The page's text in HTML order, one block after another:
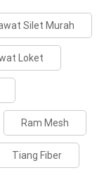
Silet Murah
Loket
Ram Mesh
Tiang Fiber